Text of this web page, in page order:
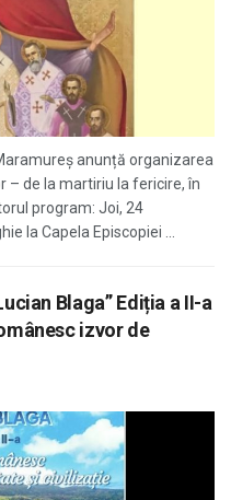
anunță organizarea
– de la martiriu la fericire, în
program: Joi, 24
la Capela Episcopiei ...
Blaga” Ediția a II-a
izvor de